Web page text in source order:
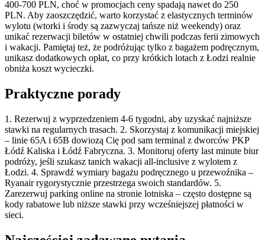
400-700 PLN, choć w promocjach ceny spadają nawet do 250
PLN. Aby zaoszczędzić, warto korzystać z elastycznych terminów
wylotu (wtorki i środy są zazwyczaj tańsze niż weekendy) oraz
unikać rezerwacji biletów w ostatniej chwili podczas ferii zimowych
i wakacji. Pamiętaj też, że podróżując tylko z bagażem podręcznym,
unikasz dodatkowych opłat, co przy krótkich lotach z Łodzi realnie
obniża koszt wycieczki.
Praktyczne porady
1. Rezerwuj z wyprzedzeniem 4-6 tygodni, aby uzyskać najniższe
stawki na regularnych trasach. 2. Skorzystaj z komunikacji miejskiej
– linie 65A i 65B dowiozą Cię pod sam terminal z dworców PKP
Łódź Kaliska i Łódź Fabryczna. 3. Monitoruj oferty last minute biur
podróży, jeśli szukasz tanich wakacji all-inclusive z wylotem z
Łodzi. 4. Sprawdź wymiary bagażu podręcznego u przewoźnika –
Ryanair rygorystycznie przestrzega swoich standardów. 5.
Zarezerwuj parking online na stronie lotniska – często dostępne są
kody rabatowe lub niższe stawki przy wcześniejszej płatności w
sieci.